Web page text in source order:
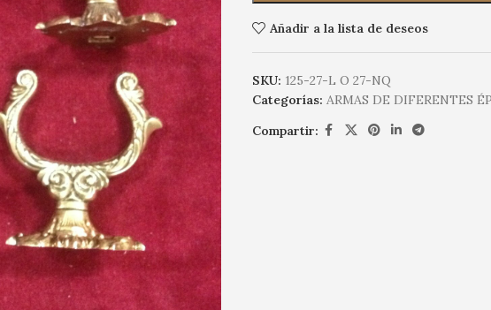
Añadir a la lista de deseos
SKU: 125-27-L O 27-NQ
Categorías: ARMAS DE DIFERENTES
Compartir: